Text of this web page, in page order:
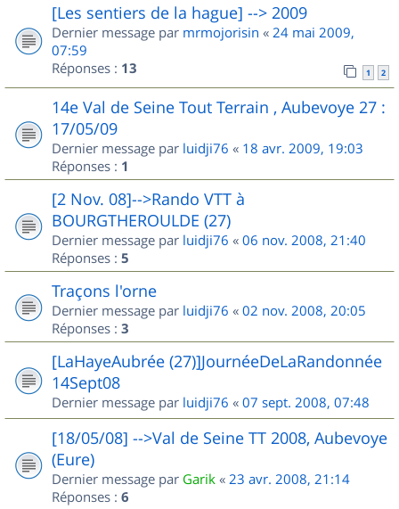
[Les sentiers de la hague] --> 2009
Dernier message par mrmojorisin « 24 mai 2009,
07:59
Réponses : 13 1 2
14e Val de Seine Tout Terrain , Aubevoye 27 :
17/05/09
Dernier message par luidji76 « 18 avr. 2009, 19:03
Réponses : 1
[2 Nov. 08]-->Rando VTT à
BOURGTHEROULDE (27)
Dernier message par luidji76 « 06 nov. 2008, 21:40
Réponses : 5
Traçons l'orne
Dernier message par luidji76 « 02 nov. 2008, 20:05
Réponses : 3
[LaHayeAubrée (27)]JournéeDeLaRandonnée
14Sept08
Dernier message par luidji76 « 07 sept. 2008, 07:48
[18/05/08] -->Val de Seine TT 2008, Aubevoye
(Eure)
Dernier message par Garik « 23 avr. 2008, 21:14
Réponses : 6